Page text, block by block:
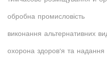
обробна промисловість
виконання альтернативних
охорона здоров'я та надання